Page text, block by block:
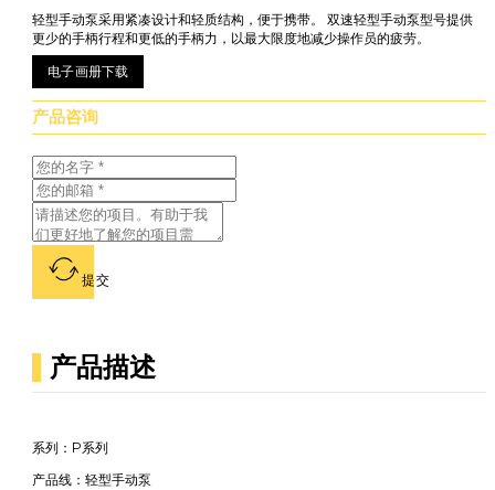
轻型手动泵采用紧凑设计和轻质结构，便于携带。 双速轻型手动泵型号提供
更少的手柄行程和更低的手柄力，以最大限度地减少操作员的疲劳。
电子画册下载
产品咨询
提交
产品描述
系列：P系列
产品线：轻型手动泵